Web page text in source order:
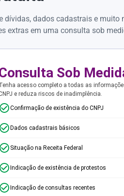
dívidas, dados cadastrais e muito
extras em uma consulta sob
Sob
acesso completo a todas as
e reduza riscos de inadimplência.
Confirmação de existência do CNPJ
Dados cadastrais básicos
Situação na Receita Federal
Indicação de existência de protestos
Indicação de consultas recentes